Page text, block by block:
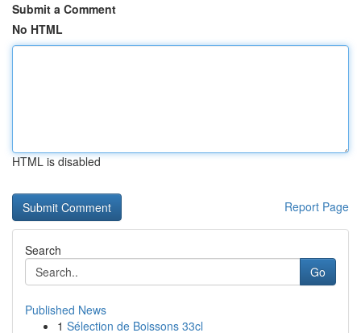
Submit a Comment
No HTML
HTML is disabled
Report Page
Search
Go
Published News
1 Sélection de Boissons 33cl